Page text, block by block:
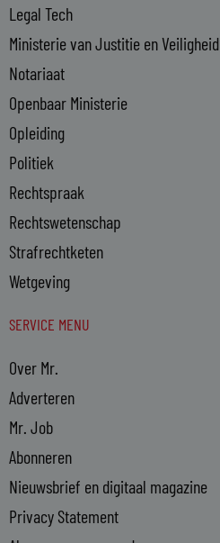
Legal Tech
Ministerie van Justitie en Veiligheid
Notariaat
Openbaar Ministerie
Opleiding
Politiek
Rechtspraak
Rechtswetenschap
Strafrechtketen
Wetgeving
SERVICE MENU
Over Mr.
Adverteren
Mr. Job
Abonneren
Nieuwsbrief en digitaal magazine
Privacy Statement